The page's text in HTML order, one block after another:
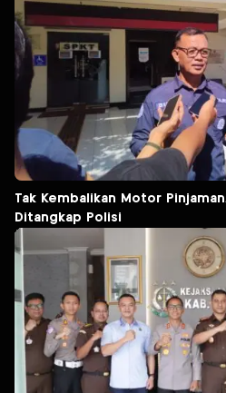
Tak Kembalikan Motor
Ditangkap Polisi